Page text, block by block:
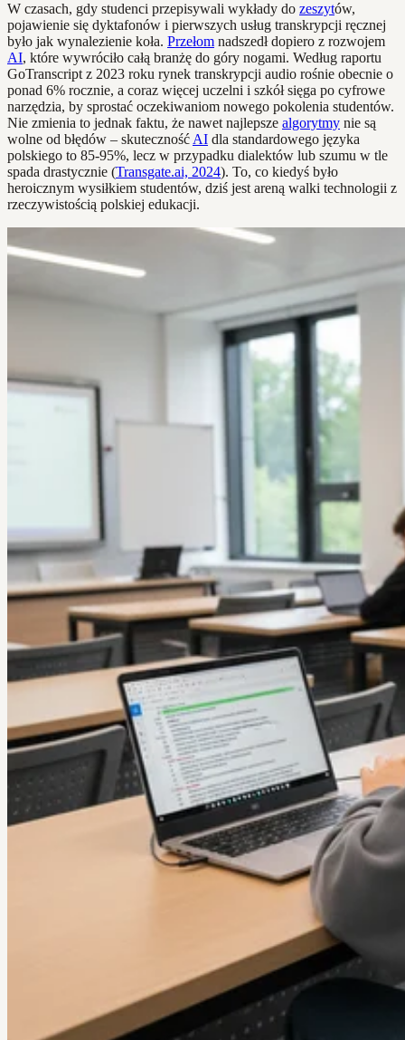
W czasach, gdy studenci przepisywali wykłady do zeszytów,
pojawienie się dyktafonów i pierwszych usług transkrypcji ręcznej
było jak wynalezienie koła. Przełom nadszedł dopiero z rozwojem
AI, które wywróciło całą branżę do góry nogami. Według raportu
GoTranscript z 2023 roku rynek transkrypcji audio rośnie obecnie o
ponad 6% rocznie, a coraz więcej uczelni i szkół sięga po cyfrowe
narzędzia, by sprostać oczekiwaniom nowego pokolenia studentów.
Nie zmienia to jednak faktu, że nawet najlepsze algorytmy nie są
wolne od błędów – skuteczność AI dla standardowego języka
polskiego to 85-95%, lecz w przypadku dialektów lub szumu w tle
spada drastycznie (Transgate.ai, 2024). To, co kiedyś było
heroicznym wysiłkiem studentów, dziś jest areną walki technologii z
rzeczywistością polskiej edukacji.